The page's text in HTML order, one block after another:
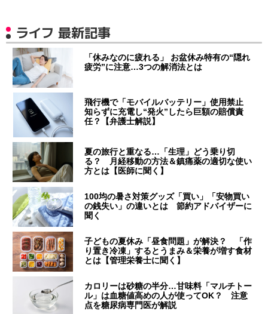
ライフ 最新記事
「休みなのに疲れる」 お盆休み特有の“隠れ
疲労”に注意…3つの解消法とは
飛行機で「モバイルバッテリー」使用禁止
知らずに充電し“発火”したら巨額の賠償責
任？【弁護士解説】
夏の旅行と重なる…「生理」どう乗り切
る？ 月経移動の方法＆鎮痛薬の適切な使い
方とは【医師に聞く】
100均の暑さ対策グッズ「買い」「安物買い
の銭失い」の違いとは 節約アドバイザーに
聞く
子どもの夏休み「昼食問題」が解決？ 「作
り置き冷凍」するとうまみ＆栄養が増す食材
とは【管理栄養士に聞く】
カロリーは砂糖の半分…甘味料「マルチトー
ル」は血糖値高めの人が使ってOK？ 注意
点を糖尿病専門医が解説